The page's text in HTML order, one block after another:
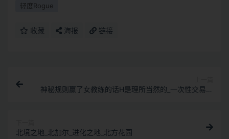
轻度Rogue
收藏 海报 链接
神秘规则赢了女教练的话H是理所当然的_一次性交易大
北境之地_北加尔_进化之地_北方花园